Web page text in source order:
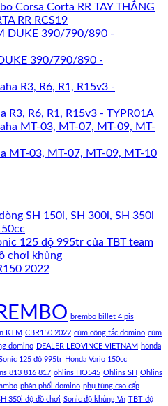
TAY THẮNG
RR RCS19
390/790/890 -
R3, R6, R1, R15v3 - TYPR01A
MT-03, MT-07, MT-09, MT-10
SH 150i, SH 300i, SH 350i
125 độ 995tr của TBT team
chơi khủng
2022
brembo billet 4 pis
KTM CBR150 2022 cùm công tắc domino cùm
domino DEALER LEOVINCE VIETNAM honda
125 độ 995tr Honda Vario 150cc
813 816 817 ohlins HO545 Ohlins SH Ohlins
phân phối domino phụ tùng cao cấp
350i độ đồ chơi Sonic độ khủng Vn TBT độ